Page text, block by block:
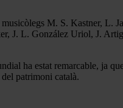
M. S. Kastner,
J. L. González Uriol, J.
ha estat remarcable, ja
patrimoni català.